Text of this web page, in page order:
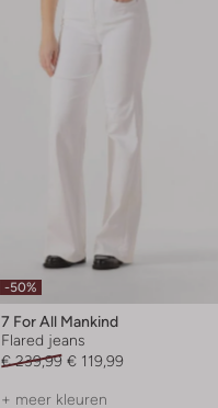
-50%
7 For All Mankind
Flared jeans
€ 239,99 € 119,99
+ meer kleuren